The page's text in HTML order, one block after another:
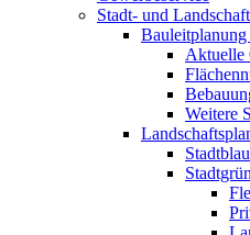
Stadt- und
Bauleitplanung
Aktuelle
Weitere
Stadtblau
Stadtgrün